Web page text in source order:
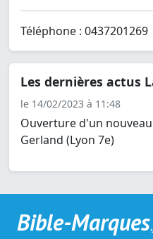
Téléphone : 0437201269
Les dernières actus
le 14/02/2023 à 11:48
Ouverture d'un
Gerland (Lyon 7e)
Bible-Marques